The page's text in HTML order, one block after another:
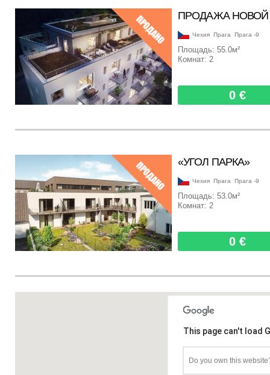
ПРОДАЖА НОВОЙ
Чехия Прага Прага -9
Площадь: 55.0м²
Комнат: 2
0 €
«УГОЛ ПАРКА»
Чехия Прага Прага -9
Площадь: 53.0м²
Комнат: 2
0 €
This page can't load
Do you own this